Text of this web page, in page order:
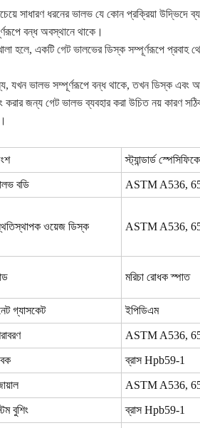
সাধারণ ধরনের ভালভ যে কোন প্রক্রিয়া
বন্ধ অবস্থানে থাকে।
হলে, একটি গেট ভালভের ডিস্ক সম্পূর্ণরূপে
যখন ভালভ সম্পূর্ণরূপে বন্ধ থাকে, তখন ডিস্ক এবং
করার জন্য গেট ভালভ ব্যবহার করা উচিত নয় কারণ
স্ট্যান্ডার্ড
বডি ASTM A536,
ওয়েজ ডিস্ক ASTM A536,
মরিচা রোধক স্পাত
গ্যাসকেট ইপিডিএম
ASTM A536,
ব্রাস Hpb59-1
ASTM A536,
বুশিং ব্রাস Hpb59-1